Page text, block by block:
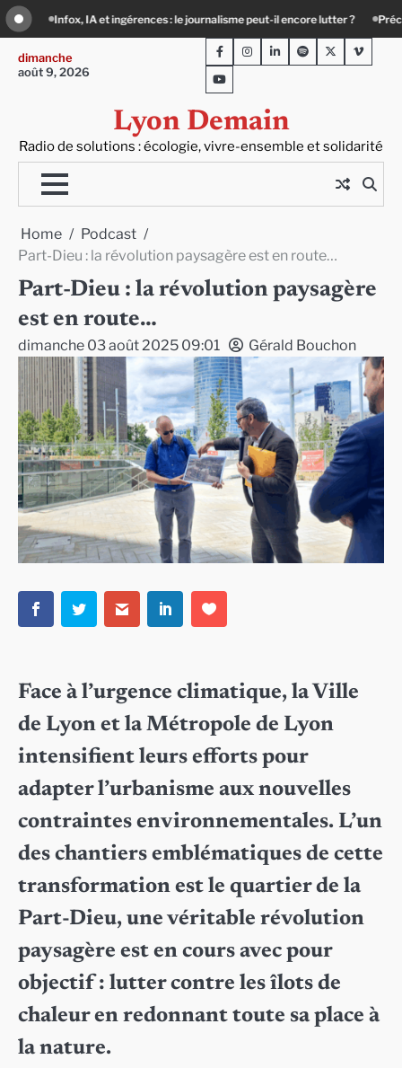
Skip
to
content
lutter ? Précarité, canicule, solitude : quand le lien social devient
dimanche
août 9, 2026
Lyon Demain
Radio de solutions : écologie, vivre-ensemble et solidarité
FacebookInstagram
LinkedInSpotifyTwitterViméo
Youtube
Home
Podcast
Part-Dieu : la révolution paysagère est en route…
Part-Dieu : la révolution paysagère
est en route…
dimanche 03 août 2025 09:01 Gérald Bouchon
Face à l’urgence climatique, la Ville
de Lyon et la Métropole de Lyon
intensifient leurs efforts pour
adapter l’urbanisme aux nouvelles
contraintes environnementales. L’un
des chantiers emblématiques de cette
transformation est le quartier de la
Part-Dieu, une véritable révolution
paysagère est en cours avec pour
objectif : lutter contre les îlots de
chaleur en redonnant toute sa place à
la nature.